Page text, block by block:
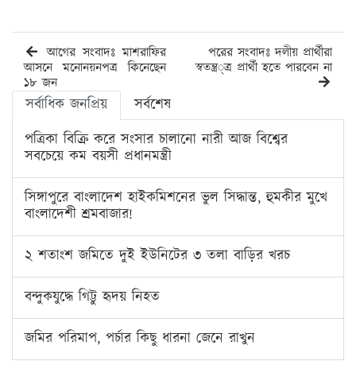
আগের সংবাদঃ মাশরাফির
আসনে মনোনয়নপত্র কিনেছেন
১৮ জন
পরের সংবাদঃ দলীয় প্রার্থীরা
স্বতন্ত্র প্রার্থী হতে পারবেন না
সর্বাধিক জনপ্রিয়
সর্বশেষ
পত্রিকা বিক্রি করে সংসার চালানো নারী আজ বিশ্বের
সবচেয়ে কম বয়সী প্রধানমন্ত্রী
সিঙ্গাপুরে বাংলাদেশ হাইকমিশনের ভুল সিদ্ধান্ত, হুমকীর মুখে
বাংলাদেশী শ্রমবাজার!
২ শতাংশ জমিতে দুই ইউনিটের ৩ তলা বাড়ির খরচ
বন্দুকযুদ্ধে গিট্টু হৃদয় নিহত
জমির পরিমাপ, পর্চার কিছু ধারনা জেনে রাখুন